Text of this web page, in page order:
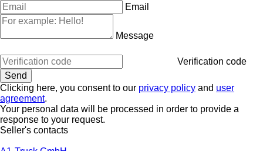
Email
Message
Verification code
Clicking here, you consent to our privacy policy and user
agreement.
Your personal data will be processed in order to provide a
response to your request.
Seller's contacts